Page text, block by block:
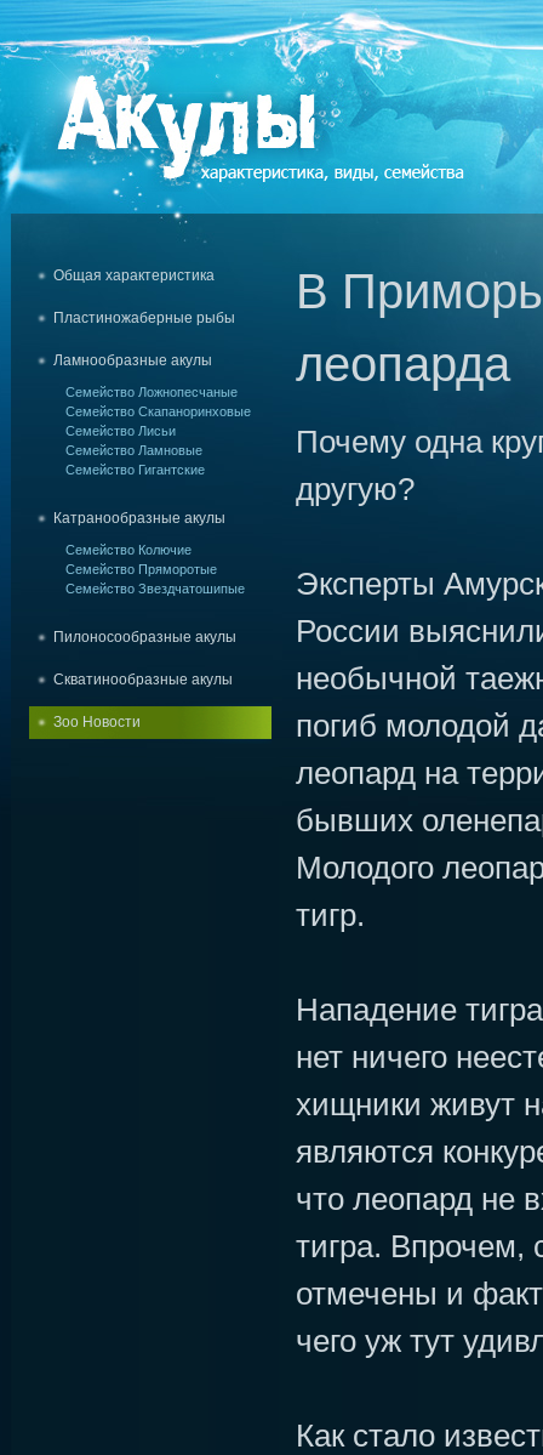
Общая характеристика
Пластиножаберные рыбы
Ламнообразные акулы
Семейство Ложнопесчаные
Семейство Скапаноринховые
Семейство Лисьи
Семейство Ламновые
Семейство Гигантские
Катранообразные акулы
Семейство Колючие
Семейство Пряморотые
Семейство Звездчатошипые
Пилоносообразные акулы
Скватинообразные акулы
Зоо Новости
В
леопарда
Почему одна
другую?
Эксперты
России
необычной
погиб молодой
леопард на
бывших
Молодого
тигр.
Нападение
нет ничего
хищники живут
являются
что леопард не
тигра. Впрочем,
отмечены и
чего уж тут
Как стало